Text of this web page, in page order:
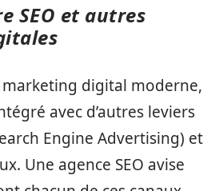
SEO et autres
marketing digital moderne,
avec d’autres leviers
Engine Advertising) et
Une agence SEO avise